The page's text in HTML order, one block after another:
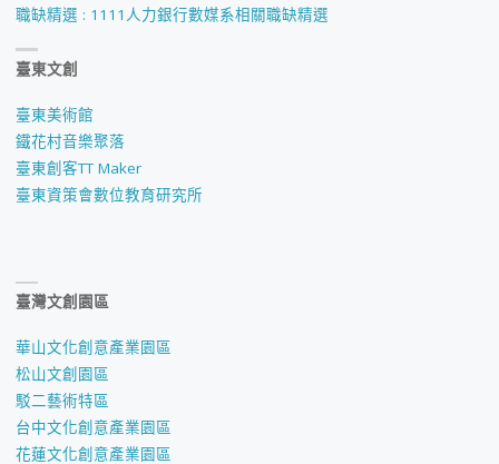
職缺精選 : 1111人力銀行數媒系相關職缺精選
臺東文創
臺東美術館
鐵花村音樂聚落
臺東創客TT Maker
臺東資策會數位教育研究所
臺灣文創園區
華山文化創意產業園區
松山文創園區
駁二藝術特區
台中文化創意產業園區
花蓮文化創意產業園區